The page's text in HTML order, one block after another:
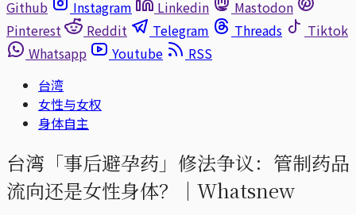
Github
Instagram Linkedin
Mastodon
Pinterest
Reddit Telegram Threads
Tiktok
Whatsapp
Youtube
RSS
台湾
女性与女权
身体自主
台湾「事后避孕药」修法争议：管制药品
流向还是女性身体？｜Whatsnew